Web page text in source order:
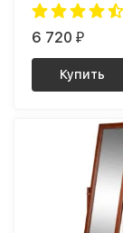
6 720₽
Купить